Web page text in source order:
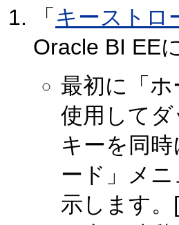
「 キーストロ
Oracle BI EE
最初に「
使用して
キーを同
ード」メ
示します